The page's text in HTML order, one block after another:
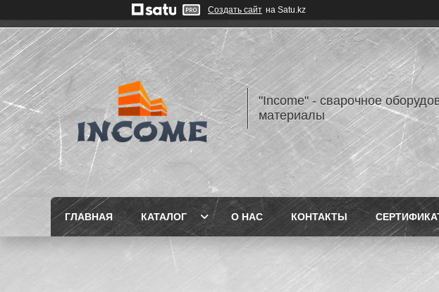
Создать сайт на Satu.kz
"Income" - сварочное
материалы
ГЛАВНАЯ КАТАЛОГ О НАС КОНТАКТЫ